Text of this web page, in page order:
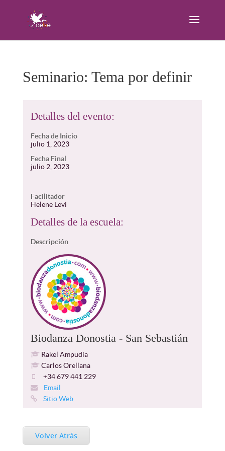
Seminario: Tema por definir
Detalles del evento:
Fecha de Inicio
julio 1, 2023
Fecha Final
julio 2, 2023
Facilitador
Helene Levi
Detalles de la escuela:
Descripción
Biodanza Donostia - San Sebastián
Rakel Ampudia
Carlos Orellana
+34 679 441 229
Email
Sitio Web
Volver Atrás